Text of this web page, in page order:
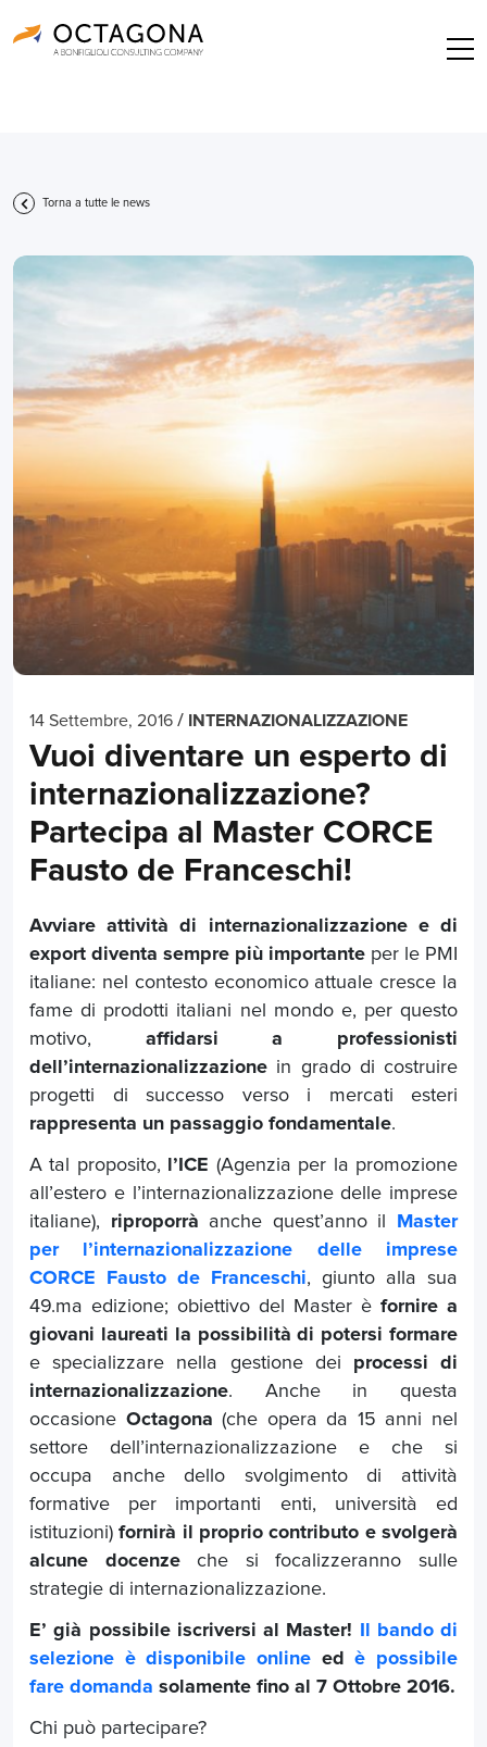
Torna a tutte le news
14 Settembre, 2016 / INTERNAZIONALIZZAZIONE
Vuoi diventare un esperto di
internazionalizzazione?
Partecipa al Master CORCE
Fausto de Franceschi!
Avviare attività di internazionalizzazione e di
export diventa sempre più importante per le PMI
italiane: nel contesto economico attuale cresce la
fame di prodotti italiani nel mondo e, per questo
motivo, affidarsi a professionisti
dell’internazionalizzazione in grado di costruire
progetti di successo verso i mercati esteri
rappresenta un passaggio fondamentale.
A tal proposito, l’ICE (Agenzia per la promozione
all’estero e l’internazionalizzazione delle imprese
italiane), riproporrà anche quest’anno il
Master
per l’internazionalizzazione delle imprese
CORCE Fausto de Franceschi, giunto alla sua
49.ma edizione; obiettivo del Master è fornire a
giovani laureati la possibilità di potersi formare
e specializzare nella gestione dei processi di
internazionalizzazione. Anche in questa
occasione Octagona(che opera da 15 anni nel
settore dell’internazionalizzazione e che si
occupa anche dello svolgimento di attività
formative per importanti enti, università ed
istituzioni) fornirà il proprio contributo e svolgerà
alcune docenzeche si focalizzeranno sulle
strategie di internazionalizzazione.
E’ già possibile iscriversi al Master!
Il bando di
selezione è disponibile online edè possibile
fare domanda solamente fino al 7 Ottobre 2016.
Chi può partecipare?